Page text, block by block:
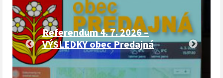
Referendum 4. 7. 2026 –
VÝSLEDKY obec Predajná